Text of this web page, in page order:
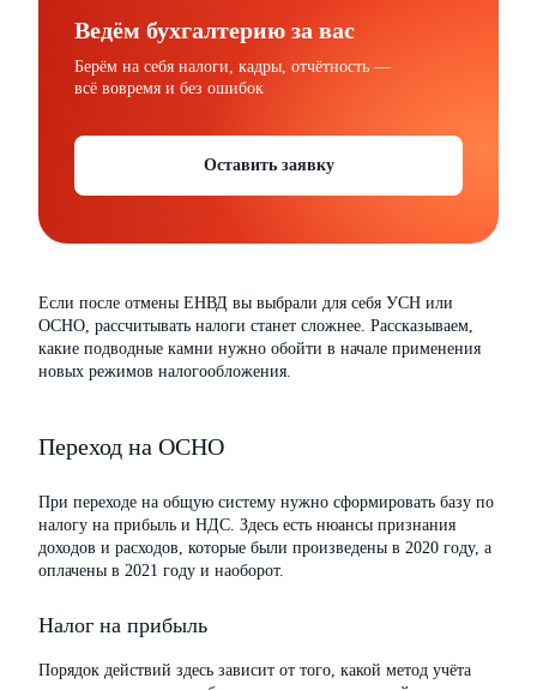
Ведём бухгалтерию за вас
Берём на себя налоги, кадры, отчётность —
всё вовремя и без ошибок
Оставить заявку
Если после отмены ЕНВД вы выбрали для себя УСН или
ОСНО, рассчитывать налоги станет сложнее. Рассказываем,
какие подводные камни нужно обойти в начале применения
новых режимов налогообложения.
Переход на ОСНО
При переходе на общую систему нужно сформировать базу по
налогу на прибыль и НДС. Здесь есть нюансы признания
доходов и расходов, которые были произведены в 2020 году, а
оплачены в 2021 году и наоборот.
Налог на прибыль
Порядок действий здесь зависит от того, какой метод учёта